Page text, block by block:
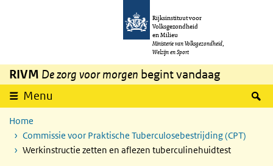
Overslaan en naar de inhoud gaan
Rijksinstituut voor
Volksgezondheid
en Milieu
Ministerie van Volksgezondheid,
Welzijn en Sport
RIVM De zorg voor morgen begint vandaag
Menu
Home
Commissie voor Praktische Tuberculosebestrijding (CPT)
Werkinstructie zetten en aflezen tuberculinehuidtest